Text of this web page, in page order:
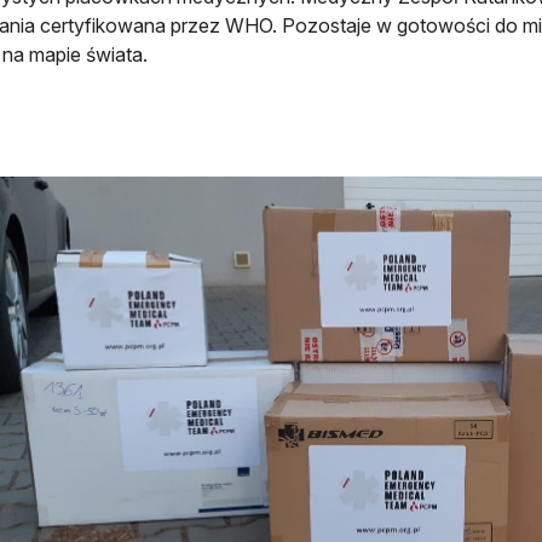
certyfikowana przez WHO. Pozostaje w gotowości do
mapie świata.